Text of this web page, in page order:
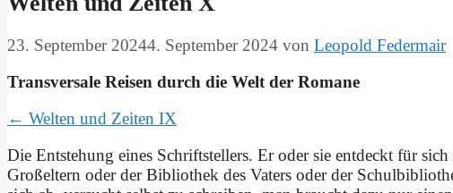
23. September 20244. September 2024 von Leopold Federmair
Trans­ver­sa­le Rei­sen durch die Welt der Ro­ma­ne
← Wel­ten und Zei­ten IX
Die Ent­ste­hung ei­nes Schrift­stel­lers. Er oder sie ent­deckt für
Groß­el­tern oder der Bi­blio­thek des Va­ters oder der